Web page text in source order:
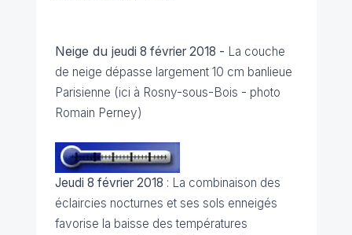
Neige du jeudi 8 février 2018 - La couche
de neige dépasse largement 10 cm banlieue
Parisienne (ici à Rosny-sous-Bois - photo
Romain Perney)
Jeudi 8 février 2018 : La combinaison des
éclaircies nocturnes et ses sols enneigés
favorise la baisse des températures